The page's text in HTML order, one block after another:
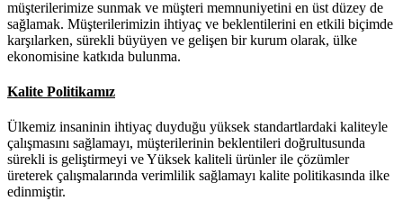
müşterilerimize sunmak ve müşteri memnuniyetini en üst düzey de
sağlamak. Müşterilerimizin ihtiyaç ve beklentilerini en etkili biçimde
karşılarken, sürekli büyüyen ve gelişen bir kurum olarak, ülke
ekonomisine katkıda bulunma.
Kalite Politikamız
Ülkemiz insaninin ihtiyaç duyduğu yüksek standartlardaki kaliteyle
çalışmasını sağlamayı, müşterilerinin beklentileri doğrultusunda
sürekli is geliştirmeyi ve Yüksek kaliteli ürünler ile çözümler
üreterek çalışmalarında verimlilik sağlamayı kalite politikasında ilke
edinmiştir.